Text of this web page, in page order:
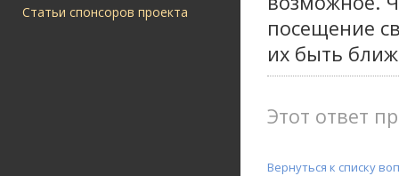
Статьи спонсоров проекта
посещение
их быть
Этот ответ
Вернуться к списку